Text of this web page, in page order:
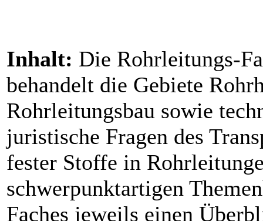
Inhalt: Die Rohrleitungs-
behandelt die Gebiete
Rohrleitungsbau sowie
juristische Fragen des
fester Stoffe in
schwerpunktartigen
Faches jeweils einen